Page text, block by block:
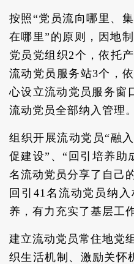
按照“党员流向哪里、
在哪里”的原则，因地
党员党组织2个，依托
流动党员服务站3个，
心设立流动党员服务窗
流动党员全部纳入管理。
组织开展流动党员“融
促建设”、“回引培养助
名流动党员分享了自己
回引41名流动党员纳
养，有力充实了基层工
建立流动党员常住地党
织生活机制、激励关怀